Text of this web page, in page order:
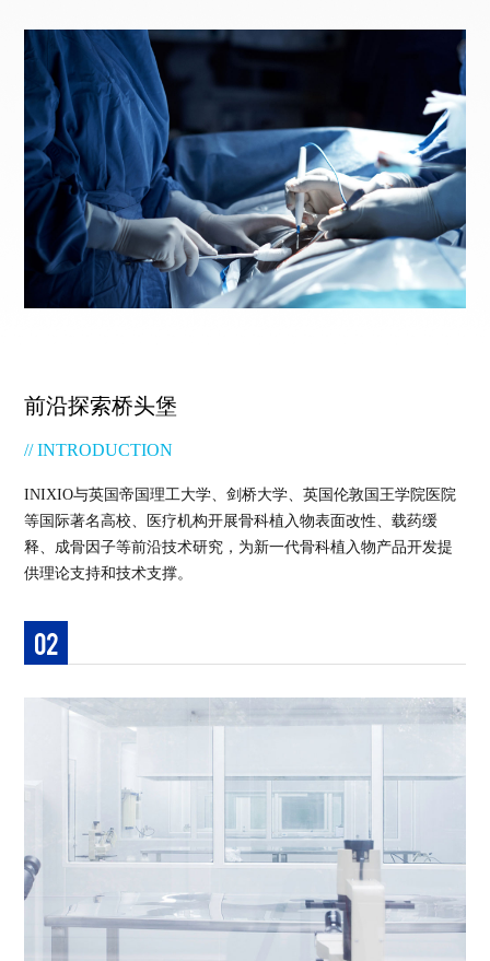
前沿探索桥头堡
// INTRODUCTION
INIXIO与英国帝国理工大学、剑桥大学、英国伦敦国王学院医院
等国际著名高校、医疗机构开展骨科植入物表面改性、载药缓
释、成骨因子等前沿技术研究，为新一代骨科植入物产品开发提
供理论支持和技术支撑。
02